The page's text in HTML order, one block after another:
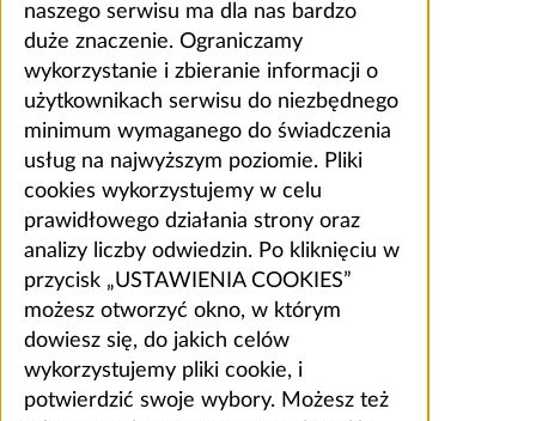
naszego serwisu ma dla nas bardzo
duże znaczenie. Ograniczamy
wykorzystanie i zbieranie informacji o
użytkownikach serwisu do niezbędnego
minimum wymaganego do świadczenia
usług na najwyższym poziomie. Pliki
cookies wykorzystujemy w celu
prawidłowego działania strony oraz
analizy liczby odwiedzin. Po kliknięciu w
przycisk „USTAWIENIA COOKIES”
możesz otworzyć okno, w którym
dowiesz się, do jakich celów
wykorzystujemy pliki cookie, i
potwierdzić swoje wybory. Możesz też